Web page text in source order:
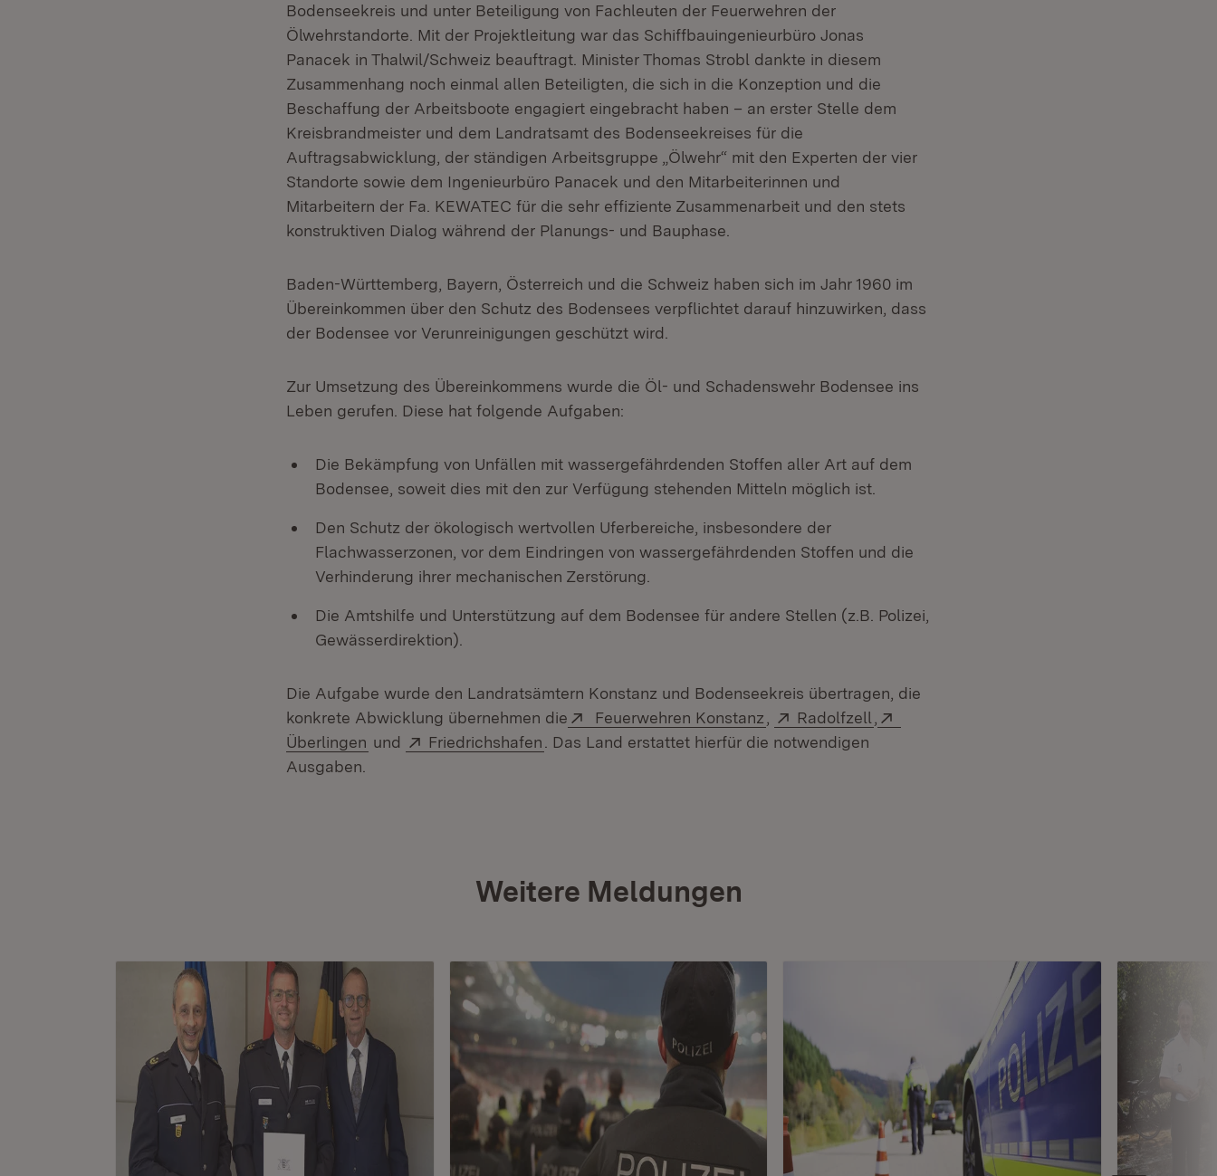
Bodenseekreis und unter Beteiligung von Fachleuten der Feuerwehren der
Ölwehrstandorte. Mit der Projektleitung war das Schiffbauingenieurbüro Jonas
Panacek in Thalwil/Schweiz beauftragt. Minister Thomas Strobl dankte in diesem
Zusammenhang noch einmal allen Beteiligten, die sich in die Konzeption und die
Beschaffung der Arbeitsboote engagiert eingebracht haben – an erster Stelle dem
Kreisbrandmeister und dem Landratsamt des Bodenseekreises für die
Auftragsabwicklung, der ständigen Arbeitsgruppe „Ölwehr“ mit den Experten der vier
Standorte sowie dem Ingenieurbüro Panacek und den Mitarbeiterinnen und
Mitarbeitern der Fa. KEWATEC für die sehr effiziente Zusammenarbeit und den stets
konstruktiven Dialog während der Planungs- und Bauphase.
Baden-Württemberg, Bayern, Österreich und die Schweiz haben sich im Jahr 1960 im
Übereinkommen über den Schutz des Bodensees verpflichtet darauf hinzuwirken, dass
der Bodensee vor Verunreinigungen geschützt wird.
Zur Umsetzung des Übereinkommens wurde die Öl- und Schadenswehr Bodensee ins
Leben gerufen. Diese hat folgende Aufgaben:
Die Bekämpfung von Unfällen mit wassergefährdenden Stoffen aller Art auf dem
Bodensee, soweit dies mit den zur Verfügung stehenden Mitteln möglich ist.
Den Schutz der ökologisch wertvollen Uferbereiche, insbesondere der
Flachwasserzonen, vor dem Eindringen von wassergefährdenden Stoffen und die
Verhinderung ihrer mechanischen Zerstörung.
Die Amtshilfe und Unterstützung auf dem Bodensee für andere Stellen (z.B. Polizei,
Gewässerdirektion).
Die Aufgabe wurde den Landratsämtern Konstanz und Bodenseekreis übertragen, die
konkrete Abwicklung übernehmen die
Extern:
Feuerwehren Konstanz (Öffnet in neuem Fenster)
Extern:
Radolfzell (Öffnet in neuem Fenster)
Überlingen (Öffnet in neuem Fenster)
und Extern:
Friedrichshafen (Öffnet in neuem Fenster)
. Das Land erstattet hierfür die notwendigen
Ausgaben.
Weitere Meldungen